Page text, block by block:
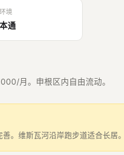
境
通
月。申根区内自由流动。
。维斯瓦河沿岸跑步道适合长居。